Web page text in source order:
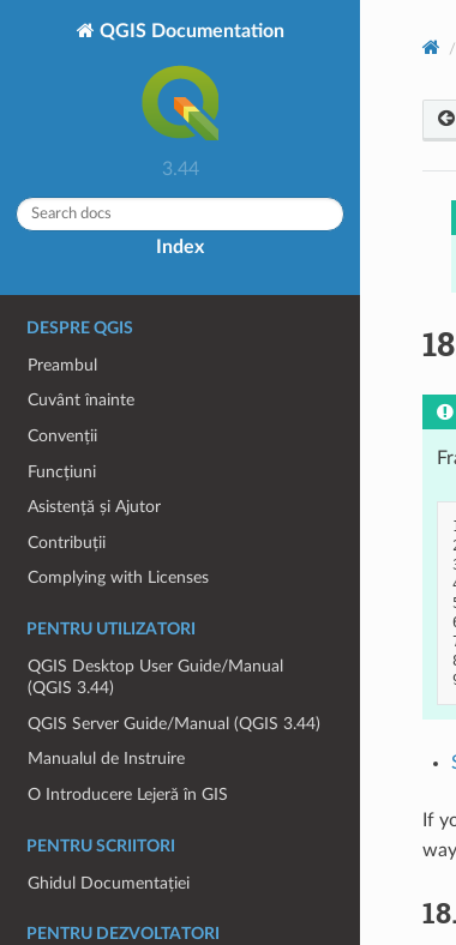
QGIS Documentation
3.44
Index
DESPRE QGIS
Preambul
Cuvânt înainte
Convenții
Funcțiuni
Asistență și Ajutor
Contribuții
Complying with Licenses
PENTRU UTILIZATORI
QGIS Desktop User Guide/Manual
(QGIS 3.44)
QGIS Server Guide/Manual (QGIS 3.44)
Manualul de Instruire
O Introducere Lejeră în GIS
PENTRU SCRIITORI
Ghidul Documentației
PENTRU DEZVOLTATORI
If